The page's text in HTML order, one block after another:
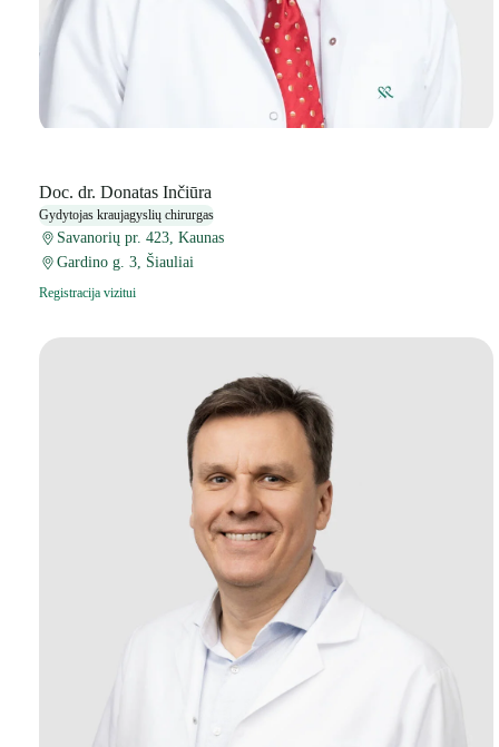
Doc. dr. Donatas Inčiūra
Gydytojas kraujagyslių chirurgas
Savanorių pr. 423, Kaunas
Gardino g. 3, Šiauliai
Registracija vizitui